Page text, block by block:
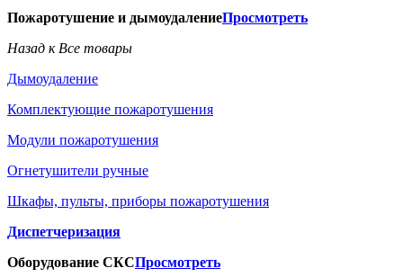
Пожаротушение и дымоудалениеПросмотреть
Назад к Все товары
Дымоудаление
Комплектующие пожаротушения
Модули пожаротушения
Огнетушители ручные
Шкафы, пульты, приборы пожаротушения
Диспетчеризация
Оборудование СКСПросмотреть